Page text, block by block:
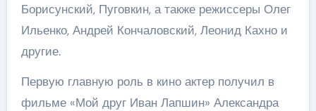
Борисунский, Пуговкин, а также режиссеры Олег
Ильенко, Андрей Кончаловский, Леонид Кахно и
другие.
Первую главную роль в кино актер получил в
фильме «Мой друг Иван Лапшин» Александра